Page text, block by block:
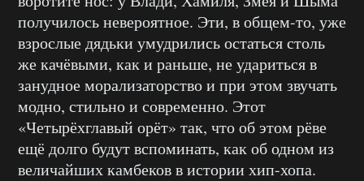
получилось невероятное. Эти, в общем-то, уже
взрослые дядьки умудрились остаться столь
же качёвыми, как и раньше, не удариться в
занудное морализаторство и при этом звучать
модно, стильно и современно. Этот
«Четырёхглавый орёт» так, что об этом рёве
ещё долго будут вспоминать, как об одном из
величайших камбеков в истории хип-хопа.